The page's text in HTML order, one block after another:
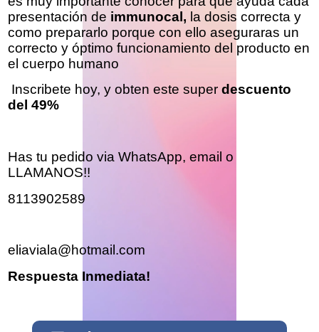
presentación de immunocal, la dosis correcta y
como prepararlo porque con ello aseguraras un
correcto y óptimo funcionamiento del producto en
el cuerpo humano
Inscribete hoy, y obten este superdescuento
del 49%
Has tu pedido via WhatsApp, email o
LLAMANOS!!
8113902589
eliaviala@hotmail.com
Respuesta Inmediata!